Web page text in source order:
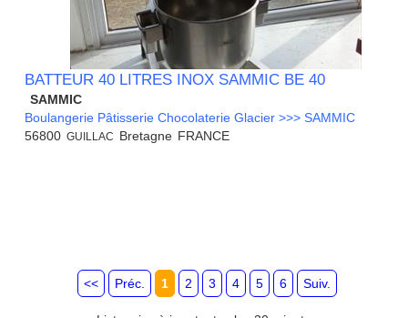
BATTEUR 40 LITRES INOX SAMMIC BE 40
SAMMIC
Boulangerie Pâtisserie Chocolaterie Glacier >>> SAMMIC
56800 GUILLAC Bretagne FRANCE
<< Préc. 1 2 3 4 5 6 Suiv.